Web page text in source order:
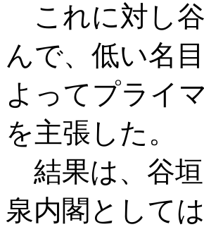
これに対し
んで、低い名
よってプライ
を主張した。
結果は、谷
泉内閣として